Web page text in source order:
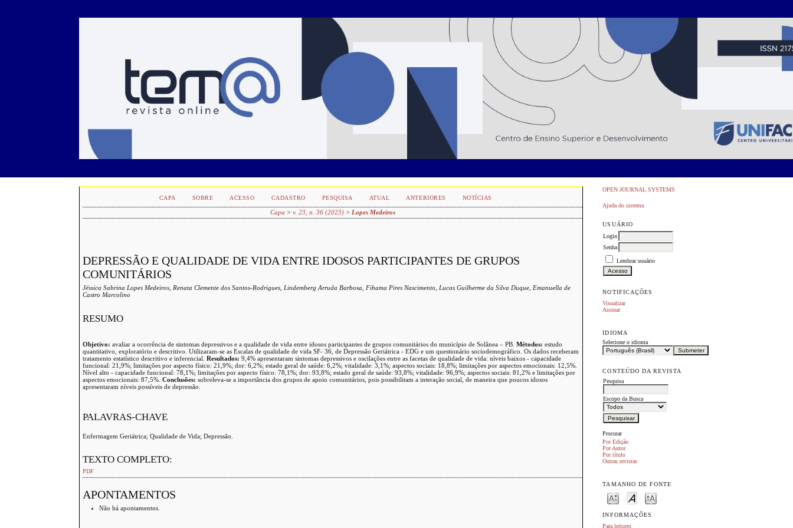
OPEN JOURNAL SYSTEMS
Ajuda do sistema
USUÁRIO
Login
Senha
Lembrar usuário
NOTIFICAÇÕES
Visualizar
Assinar
IDIOMA
Selecione o idioma
CONTEÚDO DA REVISTA
Pesquisa
Escopo da Busca
Procurar
Por Edição
Por Autor
Por título
Outras revistas
TAMANHO DE FONTE
INFORMAÇÕES
Para leitores
CAPA SOBRE ACESSO CADASTRO PESQUISA ATUAL ANTERIORES NOTÍCIAS
Capa > v. 23, n. 36 (2023)> Lopes Medeiros
DEPRESSÃO E QUALIDADE DE VIDA ENTRE IDOSOS PARTICIPANTES DE GRUPOS
COMUNITÁRIOS
Jéssica Sabrina Lopes Medeiros, Renata Clemente dos Santos-Rodrigues, Lindemberg Arruda Barbosa, Fihama Pires Nascimento, Lucas Guilherme da Silva Duque, Emanuella de
Castro Marcolino
RESUMO
Objetivo: avaliar a ocorrência de sintomas depressivos e a qualidade de vida entre idosos participantes de grupos comunitários do município de Solânea – PB.Métodos: estudo
quantitativo, exploratório e descritivo. Utilizaram-se as Escalas de qualidade de vida SF- 36, de Depressão Geriátrica - EDG e um questionário sociodemográfico. Os dados receberam
tratamento estatístico descritivo e inferencial.Resultados: 9,4% apresentaram sintomas depressivos e oscilações entre as facetas de qualidade de vida: níveis baixos - capacidade
funcional: 21,9%; limitações por aspecto físico: 21,9%; dor: 6,2%; estado geral de saúde: 6,2%; vitalidade: 3,1%; aspectos sociais: 18,8%; limitações por aspectos emocionais: 12,5%.
Nível alto - capacidade funcional: 78,1%; limitações por aspecto físico: 78,1%; dor: 93,8%; estado geral de saúde: 93,8%; vitalidade: 96,9%; aspectos sociais: 81,2% e limitações por
aspectos emocionais: 87,5%.Conclusões: sobreleva-se a importância dos grupos de apoio comunitários, pois possibilitam a interação social, de maneira que poucos idosos
apresentaram níveis possíveis de depressão.
PALAVRAS-CHAVE
Enfermagem Geriátrica; Qualidade de Vida; Depressão.
TEXTO COMPLETO:
PDF
APONTAMENTOS
Não há apontamentos.